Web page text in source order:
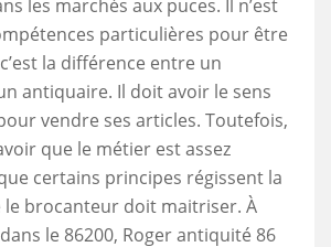
les marchés aux puces. Il n’est
particulières pour être
la différence entre un
antiquaire. Il doit avoir le sens
vendre ses articles. Toutefois,
que le métier est assez
certains principes régissent la
le brocanteur doit maitriser. À
le 86200, Roger antiquité 86